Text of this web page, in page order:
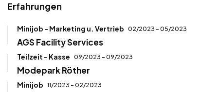
Erfahrungen
Minijob - Marketing u. Vertrieb 02/2023 - 05/2023
AGS Facility Services
Teilzeit - Kasse 09/2023 - 09/2023
Modepark Röther
Minijob 11/2023 - 02/2023